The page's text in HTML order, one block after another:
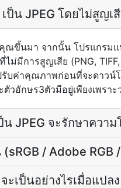
ป็น JPEG โดยไม่สูญ
ณขึ้นมา จากนั้น โปรแกรม
ม่มีการสูญเสีย (PNG,
บค่าคุณภาพก่อนที่จะดาวน์โ
วอักษร3ตัวมีอยู่เพียงเพรา
น JPEG จะรักษาความ
/ Adobe RGB
ะเป็นอย่างไรเมื่อแปล